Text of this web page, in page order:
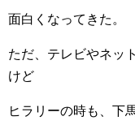
面白くなってきた。
ただ、テレビやネッ
けど
ヒラリーの時も、下